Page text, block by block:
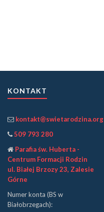
KONTAKT
kontakt@swietarodzina.org
509 793 280
Parafia św. Huberta -
Centrum Formacji Rodzin
ul. Białej Brzozy 23, Zalesie
Górne
Numer konta (BS w
Białobrzegach):